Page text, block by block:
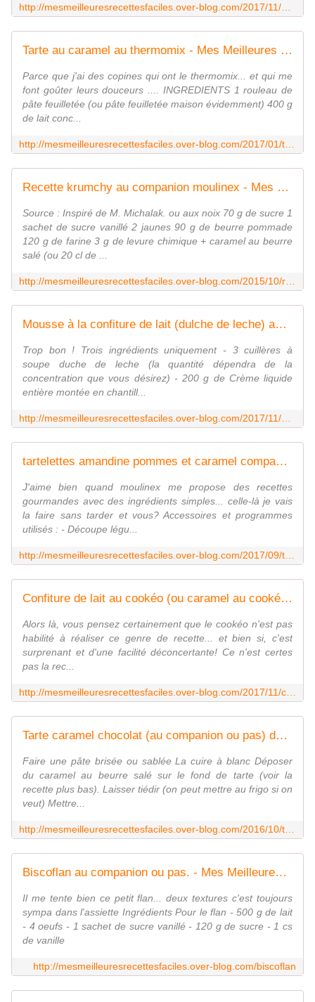
Tarte au caramel au thermomix - Mes Meilleures Recettes Faciles
Parce que j'ai des copines qui ont le thermomix... et qui me
font goûter leurs douceurs .... INGREDIENTS 1 rouleau de
pâte feuilletée (ou pâte feuilletée maison évidemment) 400 g
de lait conc...
Recette krumchy au companion moulinex - Mes Meilleures Recettes Faciles
Source : Inspiré de M. Michalak. ou aux noix 70 g de sucre 1
sachet de sucre vanillé 2 jaunes 90 g de beurre pommade
120 g de farine 3 g de levure chimique + caramel au beurre
salé (ou 20 cl de ...
Mousse à la confiture de lait (dulche de leche) au companion - Mes Meilleures Recettes Faciles
Trop bon ! Trois ingrédients uniquement - 3 cuillères à
soupe duche de leche (la quantité dépendra de la
concentration que vous désirez) - 200 g de Crème liquide
entière montée en chantill...
tartelettes amandine pommes et caramel companion moulinex - Mes Meilleures Recettes Faciles
J'aime bien quand moulinex me propose des recettes
gourmandes avec des ingrédients simples... celle-là je vais
la faire sans tarder et vous? Accessoires et programmes
utilisés : - Découpe légu...
Confiture de lait au cookéo (ou caramel au cookéo) - Mes Meilleures Recettes Faciles
Alors là, vous pensez certainement que le cookéo n'est pas
habilité à réaliser ce genre de recette... et bien si, c'est
surprenant et d'une facilité déconcertante! Ce n'est certes
pas la rec...
Tarte caramel chocolat (au companion ou pas) décor chocolat blanc - Mes Meilleures Recettes Faciles
Faire une pâte brisée ou sablée La cuire à blanc Déposer
du caramel au beurre salé sur le fond de tarte (voir la
recette plus bas). Laisser tiédir (on peut mettre au frigo si on
veut) Mettre...
Biscoflan au companion ou pas. - Mes Meilleures Recettes Faciles
Il me tente bien ce petit flan... deux textures c'est toujours
sympa dans l'assiette Ingrédients Pour le flan - 500 g de lait
- 4 oeufs - 1 sachet de sucre vanillé - 120 g de sucre - 1 cs
de vanille
http://mesmeilleuresrecettesfaciles.over-blog.com/biscoflan